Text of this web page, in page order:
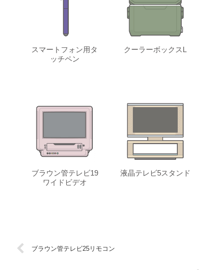
スマートフォン用タ
ッチペン
クーラーボックスL
ブラウン管テレビ19
ワイドビデオ
液晶テレビ5スタンド
ブラウン管テレビ25リモコン